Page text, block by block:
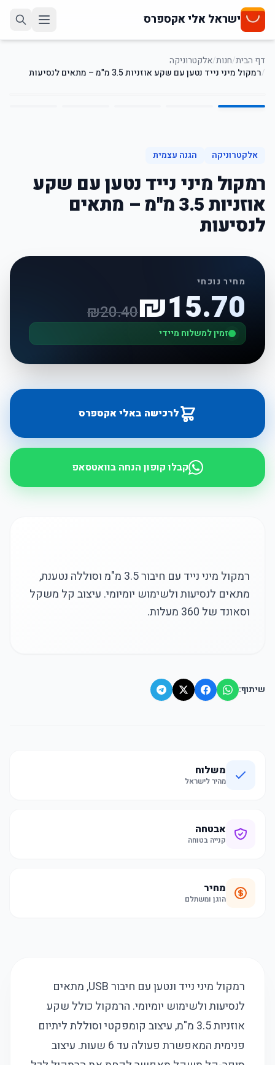
ישראל אלי אקספרס
דף הבית/חנות/אלקטרוניקה
/רמקול מיני נייד נטען עם שקע אוזניות 3.5 מ"מ – מתאים לנסיעות
1
/
5
אלקטרוניקה הגנה עצמית
רמקול מיני נייד נטען עם שקע
אוזניות 3.5 מ"מ – מתאים
לנסיעות
מחיר נוכחי
₪15.70
₪20.40
זמין למשלוח מיידי
לרכישה באלי אקספרס
קבלו קופון הנחה בוואטסאפ
רמקול מיני נייד עם חיבור 3.5 מ"מ וסוללה נטענת,
מתאים לנסיעות ולשימוש יומיומי. עיצוב קל משקל
וסאונד של 360 מעלות.
שיתוף:
משלוח
מהיר לישראל
אבטחה
קנייה בטוחה
מחיר
הוגן ומשתלם
רמקול מיני נייד ונטען עם חיבור USB, מתאים
לנסיעות ולשימוש יומיומי. הרמקול כולל שקע
אוזניות 3.5 מ"מ, עיצוב קומפקטי וסוללת ליתיום
פנימית המאפשרת פעולה עד 6 שעות. עיצוב